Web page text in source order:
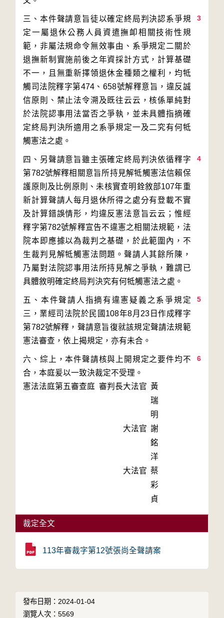
3
三、本件聲請意旨徒以確定終局判決認系爭規
定一屬退休公務人員資遣撫卹相關技術性規
範，非屬法規命令無效事由、系爭規定二關於
退撫新制實施前後之年資採計方式，計算基礎
不一，且無重新擇領退休金種類之權利，均牴
觸司法院釋字第474、658號解釋意旨，違反誠
信原則、禁止法令溯及既往云云，核係單純對
於法院認事用法當否之爭執，並未具體指摘確
定終局判決所適用之系爭規定一及二究有何牴
4
四、另聲請意旨雖主張確定終局判決依循釋字
第782號解釋相關意旨所持見解牴觸憲法信賴保
護原則及比例原則、未核實查明銓敘部107年重
新計算聲請人每月退休所得之處分有登載不實
及計算錯誤情形，均違反憲法意旨云云；惟經
釋字第782號解釋宣告不違憲之相關法規範，法
院本即應據以為裁判之基礎，於此範圍內，不
生裁判見解牴觸憲法問題。聲請人其餘所陳，
乃屬對法院認事用法所持見解之爭執，難謂已
5
五、本件聲請人指摘有違憲疑義之系爭規定
三，業經司法院於民國108年8月23日作成釋字
第782號解釋，聲請意旨復就該規定聲請法規範
6
六、綜上，本件聲請核與上開規定之要件均不
合，本庭爰以一致決裁定不受理。
憲法法庭第五審查庭 審判長大法官 黃
瑞
明
大法官 謝
銘
洋
大法官 蔡
彩
貞
裁定全文
113年審裁字第12號張尚全聲請案
發布日期：2024-01-04
瀏覽人次：5569